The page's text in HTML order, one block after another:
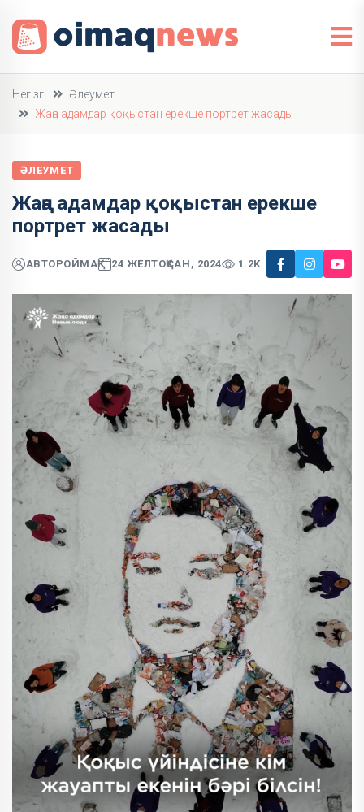
Негізгі
Әлеумет
Жаңа адамдар қоқыстан ерекше портрет жасады
ӘЛЕУМЕТ
Жаңа адамдар қоқыстан ерекше
портрет жасады
АВТОРОЙМАҚ 24 ЖЕЛТОҚСАН, 2024 1.2K